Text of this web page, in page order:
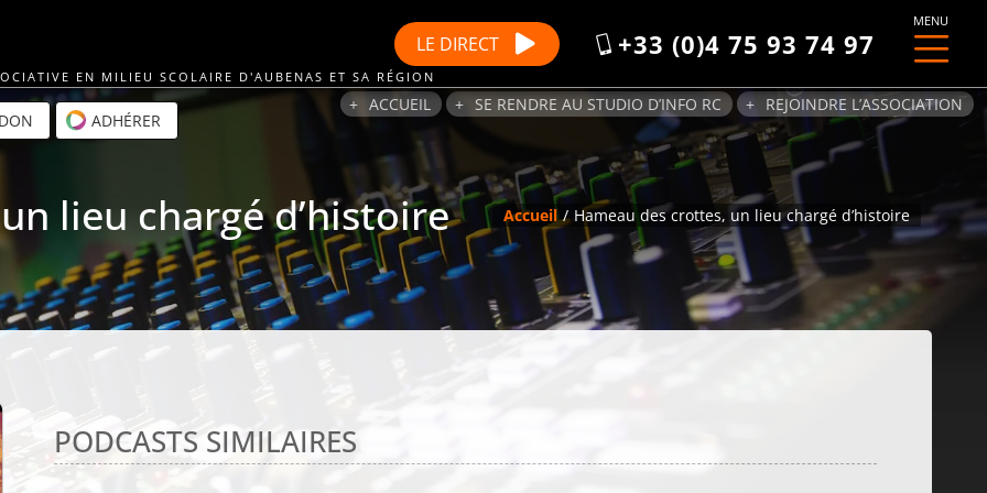
LE DIRECT +33 (0)4 75 93 74 97
MENU
EN MILIEU SCOLAIRE D'AUBENAS ET SA RÉGION
ADHÉRER
ACCUEIL SE RENDRE AU STUDIO D’INFO RC REJOINDRE L’ASSOCIATION
lieu chargé d’histoire Accueil Hameau des crottes, un lieu chargé d’histoire
PODCASTS SIMILAIRES